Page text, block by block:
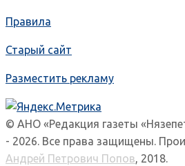
Правила
Старый сайт
Разместить рекламу
© АНО «Редакция газеты
- 2026. Все права защищены.
Андрей Петрович Попов, 2018.